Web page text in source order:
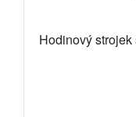
Hodinový